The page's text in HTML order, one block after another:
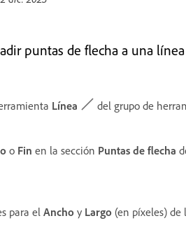
puntas de flecha a una
Línea del grupo de
o Fin en la sección Puntas de flecha
para el Ancho y Largo (en píxeles) de